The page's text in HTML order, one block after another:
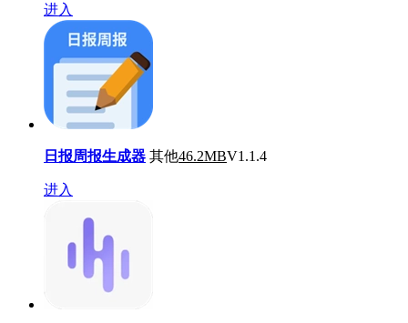
进入
日报周报生成器 其他46.2MBV1.1.4
进入